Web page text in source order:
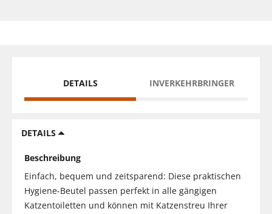
DETAILS INVERKEHRBRINGER
DETAILS
Beschreibung
Einfach, bequem und zeitsparend: Diese praktischen
Hygiene-Beutel passen perfekt in alle gängigen
Katzentoiletten und können mit Katzenstreu Ihrer